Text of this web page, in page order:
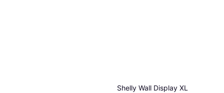
Shelly Wall Display XL